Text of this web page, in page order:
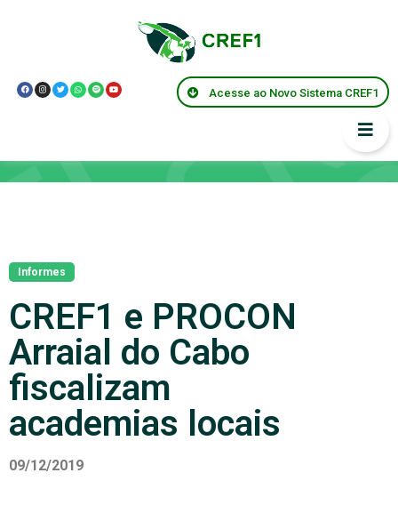
Acesse ao Novo Sistema CREF1
Informes
CREF1 e PROCON
Arraial do Cabo
fiscalizam
academias locais
09/12/2019